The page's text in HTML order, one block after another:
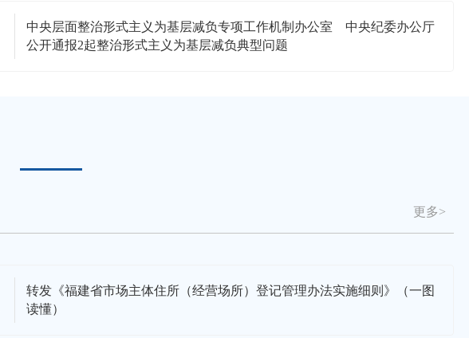
中央层面整治形式主义为基层减负专项工作机制办公室 中央纪委办公厅
公开通报2起整治形式主义为基层减负典型问题
更多>
转发《福建省市场主体住所（经营场所）登记管理办法实施细则》（一图
读懂）